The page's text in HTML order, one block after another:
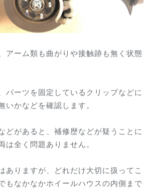
アーム類も曲がりや接触跡も無く状態
パーツを固定しているクリップなどに
いかなどを確認します。
どがあると、補修歴などが疑うことに
は全く問題ありません。
ありますが、どれだけ大切に扱ってこ
もなかなかホイールハウスの内側まで